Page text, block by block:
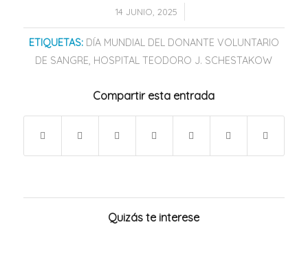
14 JUNIO, 2025
/
ETIQUETAS: DÍA MUNDIAL DEL DONANTE VOLUNTARIO
DE SANGRE, HOSPITAL TEODORO J. SCHESTAKOW
Compartir esta entrada
Quizás te interese